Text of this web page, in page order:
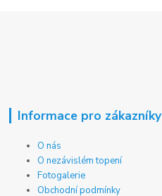
Informace pro zákazníky
O nás
O nezávislém topení
Fotogalerie
Obchodní podmínky